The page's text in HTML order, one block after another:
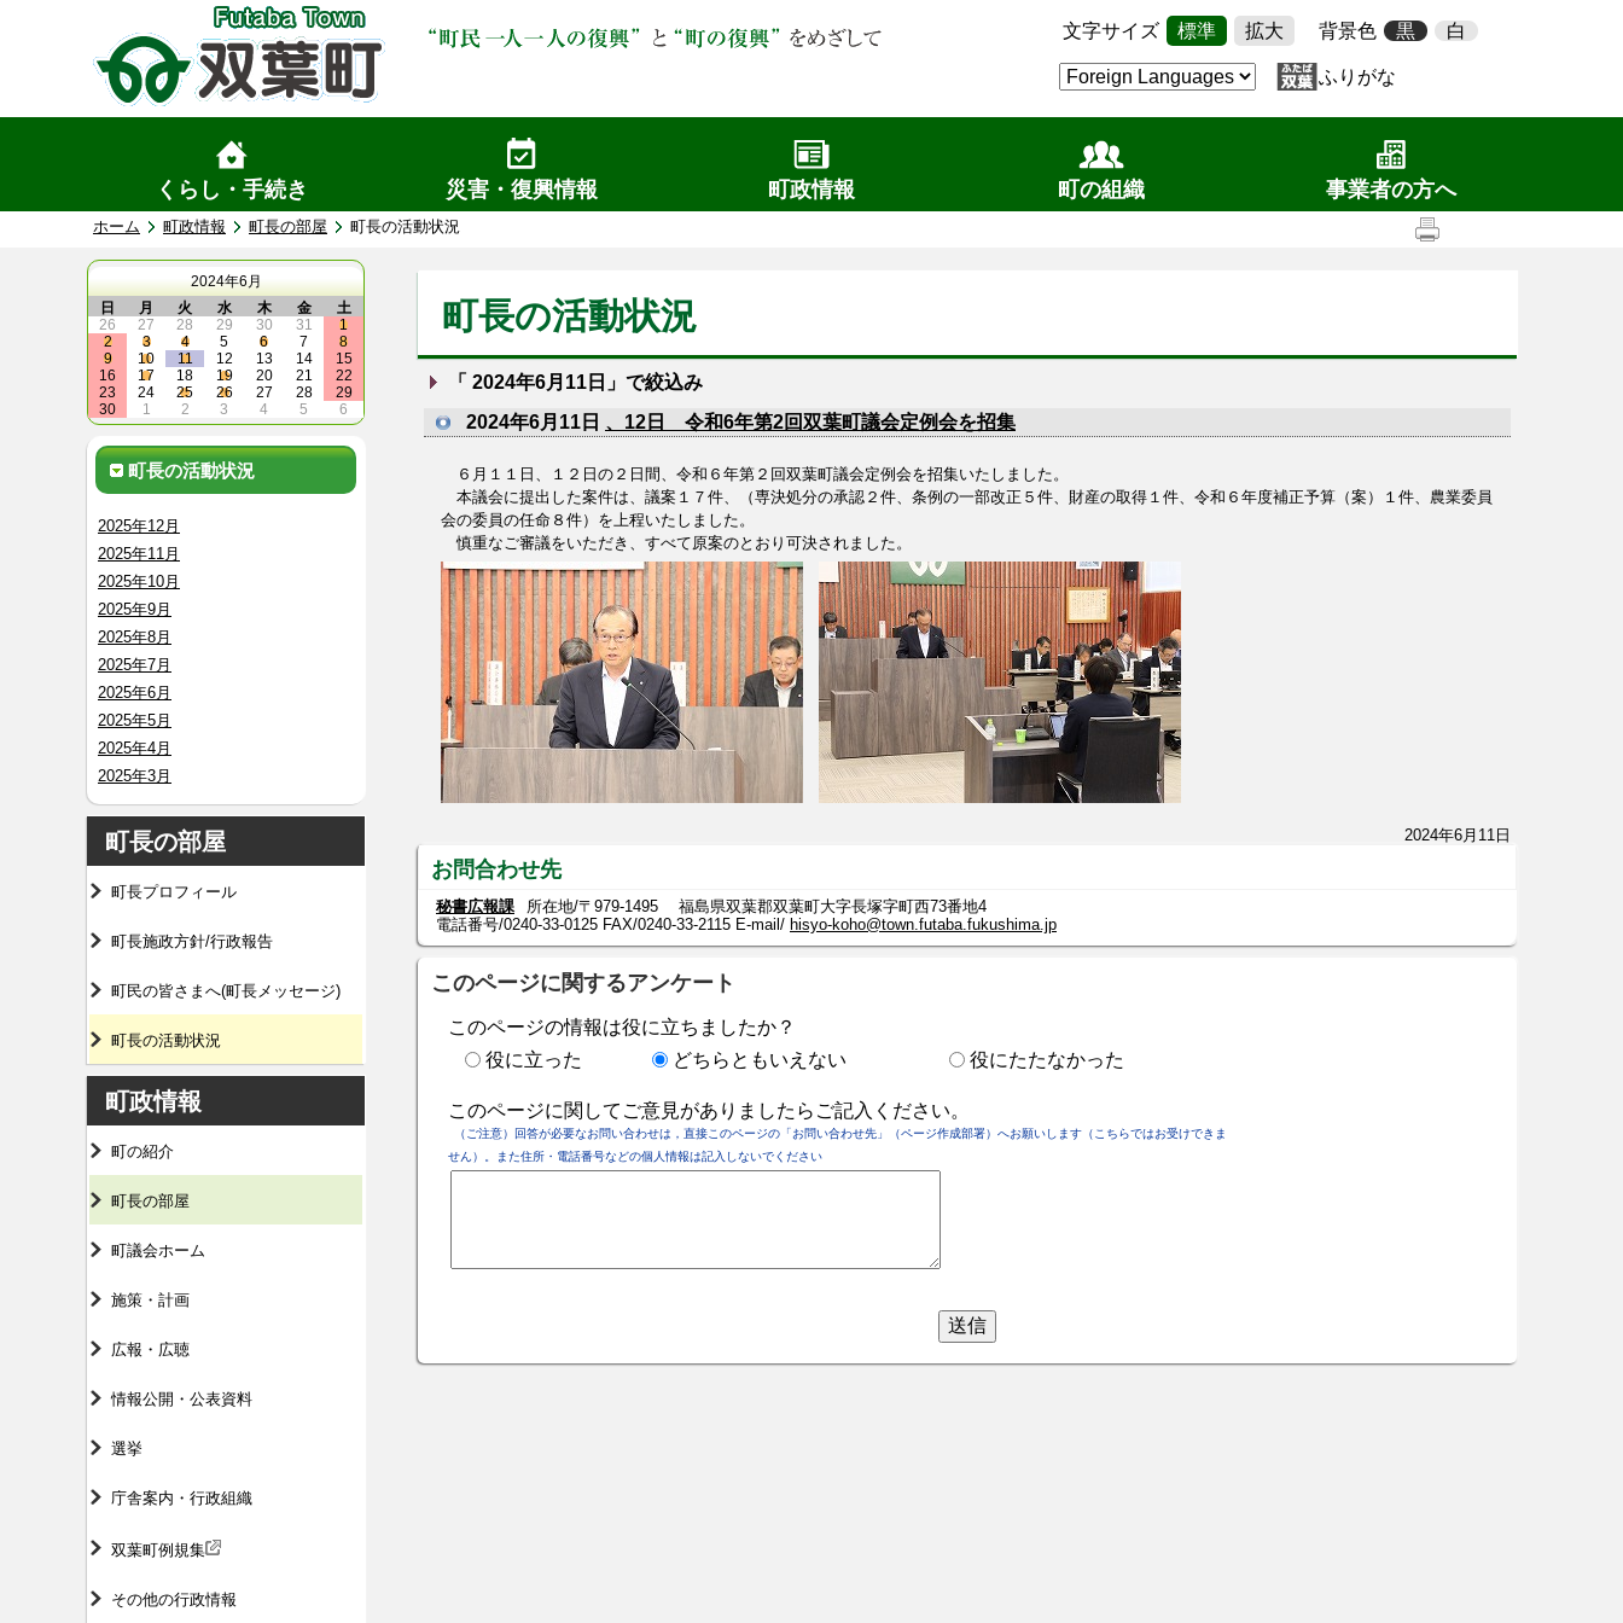
文字サイズ 標準 拡大 背景色 黒 白
ふりがな
くらし・手続き 災害・復興情報 町政情報 町の組織 事業者の方へ
ホーム 町政情報 町長の部屋 町長の活動状況
2024年6月
日
月 火 水 木 金
土
26
27 28 29 30 31
1
2
3 4 5 6 7
8
9
10 11 12 13 14
15
16
17 18 19 20 21
22
23
24 25 26 27 28
29
30
1 2 3 4 5 6
町長の活動状況
2025年12月
2025年11月
2025年10月
2025年9月
2025年8月
2025年7月
2025年6月
2025年5月
2025年4月
2025年3月
町長の部屋
町長プロフィール
町長施政方針/行政報告
町民の皆さまへ(町長メッセージ)
町長の活動状況
町政情報
町の紹介
町長の部屋
町議会ホーム
施策・計画
広報・広聴
情報公開・公表資料
選挙
庁舎案内・行政組織
双葉町例規集
その他の行政情報
町長の活動状況
「 2024年6月11日 」で絞込み
2024年6月11日 、12日 令和6年第2回双葉町議会定例会を招集
６月１１日、１２日の２日間、令和６年第２回双葉町議会定例会を招集いたしました。
本議会に提出した案件は、議案１７件、（専決処分の承認２件、条例の一部改正５件、財産の取得１件、令和６年度補正予算（案）１件、農業委員
会の委員の任命８件）を上程いたしました。
慎重なご審議をいただき、すべて原案のとおり可決されました。
2024年6月11日
お問合わせ先
秘書広報課
所在地/〒979-1495 福島県双葉郡双葉町大字長塚字町西73番地4
電話番号/0240-33-0125 FAX/0240-33-2115 E-mail/ hisyo-koho@town.futaba.fukushima.jp
このページに関するアンケート
このページの情報は役に立ちましたか？
役に立った
どちらともいえない 役にたたなかった
このページに関してご意見がありましたらご記入ください。
（ご注意）回答が必要なお問い合わせは，直接このページの「お問い合わせ先」（ページ作成部署）へお願いします（こちらではお受けできま
せん）。また住所・電話番号などの個人情報は記入しないでください